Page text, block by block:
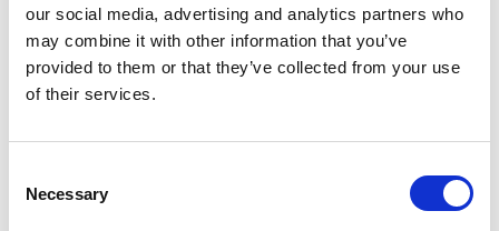
our social media, advertising and analytics partners who
may combine it with other information that you’ve
provided to them or that they’ve collected from your use
of their services.
Selection
Necessary
mogućnosti za saradnju.